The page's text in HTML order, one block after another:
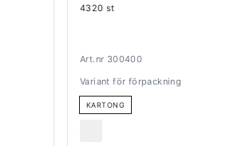
4320 st
Art.nr 300400
Variant för förpackning
KARTONG